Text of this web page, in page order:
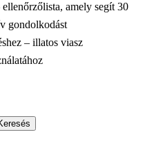
amely segít 30
gondolkodást
– illatos viasz